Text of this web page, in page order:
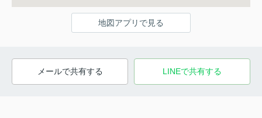
地図アプリで見る
メールで共有する LINEで共有する